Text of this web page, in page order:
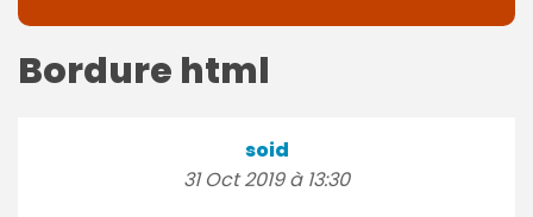
Bordure html
soid
31 Oct 2019 à 13:30